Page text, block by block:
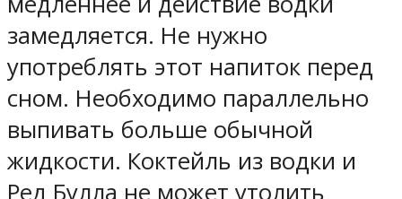
замедляется. Не нужно
употреблять этот напиток перед
сном. Необходимо параллельно
выпивать больше обычной
жидкости. Коктейль из водки и
Ред Булла не может утолить